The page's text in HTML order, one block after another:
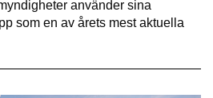
använder sina
som en av årets mest aktuella